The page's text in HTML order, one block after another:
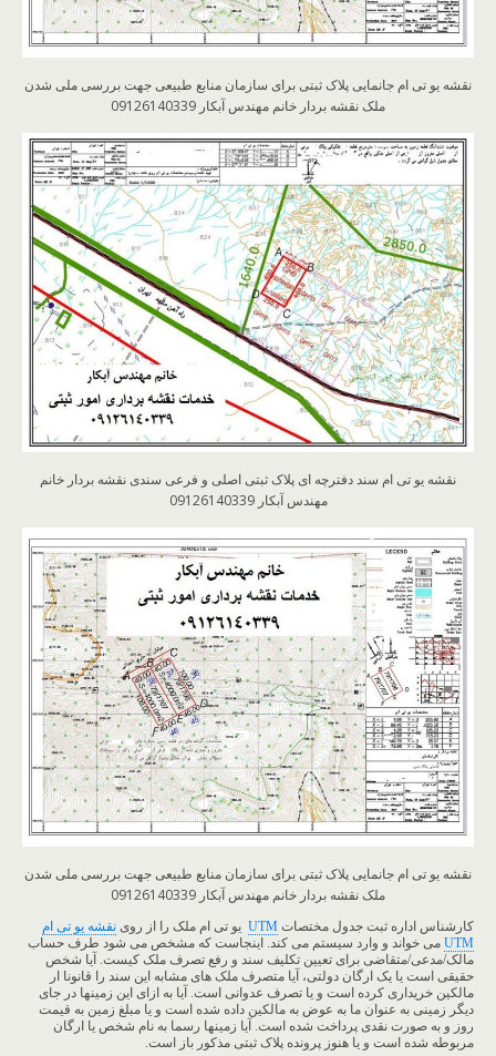
نقشه یو تی ام جانمایی پلاک ثبتی برای سازمان منابع طبیعی جهت بررسی ملی شدن
ملک نقشه بردار خانم مهندس آبکار 09126140339
نقشه یو تی ام سند دفترچه ای پلاک ثبتی اصلی و فرعی سندی نقشه بردار خانم
مهندس آبکار 09126140339
نقشه یو تی ام جانمایی پلاک ثبتی برای سازمان منابع طبیعی جهت بررسی ملی شدن
ملک نقشه بردار خانم مهندس آبکار 09126140339
کارشناس اداره ثبت جدول مختصات UTM یو تی ام ملک را از روی نقشه یو تی ام
UTM می خواند و وارد سیستم می کند. اینجاست که مشخص می شود طرف حساب
مالک/مدعی/متقاضی برای تعیین تکلیف سند و رفع تصرف ملک کیست. آیا شخص
حقیقی است یا یک ارگان دولتی، آیا متصرف ملک های مشابه این سند را قانونا ار
مالکین خریداری کرده است و یا تصرف عدوانی است. آیا به ازای این زمینها در جای
دیگر زمینی به عنوان ما به عوض به مالکین داده شده است و یا مبلغ زمین به قیمت
روز و به صورت نقدی پرداخت شده است. آیا زمینها رسما به نام شخص یا ارگان
مربوطه شده است و یا هنوز پرونده پلاک ثبتی مذکور باز است.